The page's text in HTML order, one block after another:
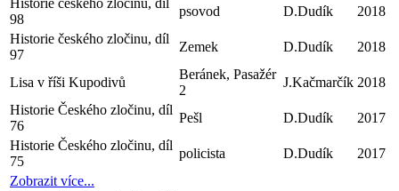
98
psovod D.Dudík
2018
Historie českého zločinu, díl
97
Zemek D.Dudík 2018
Lisa v říši Kupodivů
Beránek, Pasažér
2
J.Kačmarčík 2018
Historie Českého zločinu, díl
76
Pešl D.Dudík
2017
Historie Českého zločinu, díl
75
policista D.Dudík
2017
Zobrazit více...